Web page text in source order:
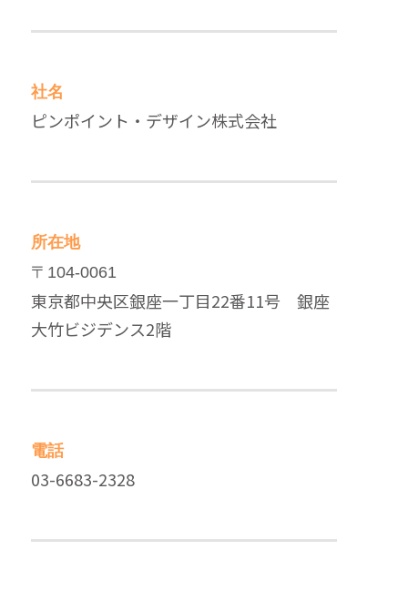
社名
ピンポイント・デザイン株式会社
所在地
〒104-0061
東京都中央区銀座一丁目22番11号 銀座
大竹ビジデンス2階
電話
03-6683-2328